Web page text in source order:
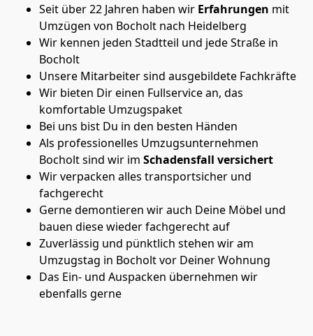
Seit über 22 Jahren haben wir Erfahrungen mit
Umzügen von Bocholt nach Heidelberg
Wir kennen jeden Stadtteil und jede Straße in
Bocholt
Unsere Mitarbeiter sind ausgebildete Fachkräfte
Wir bieten Dir einen Fullservice an, das
komfortable Umzugspaket
Bei uns bist Du in den besten Händen
Als professionelles Umzugsunternehmen
Bocholt sind wir im Schadensfall versichert
Wir verpacken alles transportsicher und
fachgerecht
Gerne demontieren wir auch Deine Möbel und
bauen diese wieder fachgerecht auf
Zuverlässig und pünktlich stehen wir am
Umzugstag in Bocholt vor Deiner Wohnung
Das Ein- und Auspacken übernehmen wir
ebenfalls gerne